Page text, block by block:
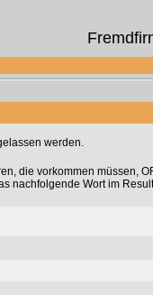
werden.
die vorkommen müssen,
nachfolgende Wort im